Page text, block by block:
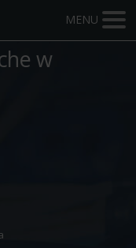
MENU
w